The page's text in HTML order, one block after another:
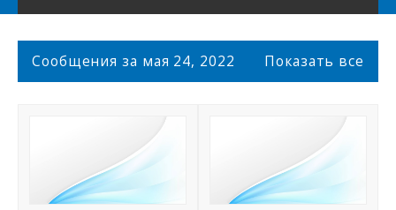
Главная
История города
Сообщения за мая 24, 2022 Показать все